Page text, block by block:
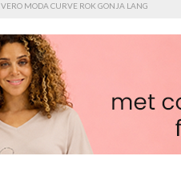
VERO MODA CURVE ROK GONJA LANG